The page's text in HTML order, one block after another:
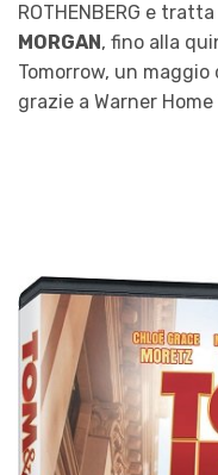
ROTHENBERG e
MORGAN, fino alla
Tomorrow, un
grazie a Warner Home